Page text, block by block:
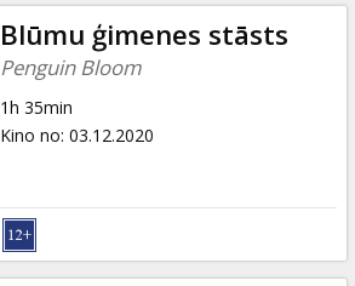
Blūmu ģimenes stāsts
Penguin Bloom
1h 35min
Kino no: 03.12.2020